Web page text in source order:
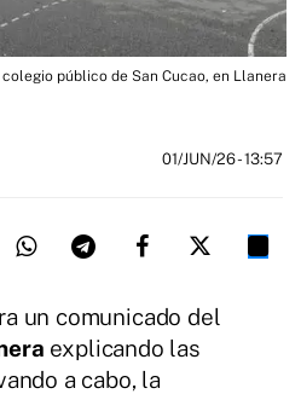
público de San Cucao, en Llanera
01/JUN/26- 13:57
un comunicado del
explicando las
a cabo, la